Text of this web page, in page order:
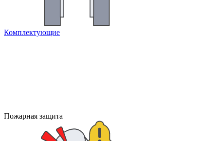
Комплектующие
Пожарная защита